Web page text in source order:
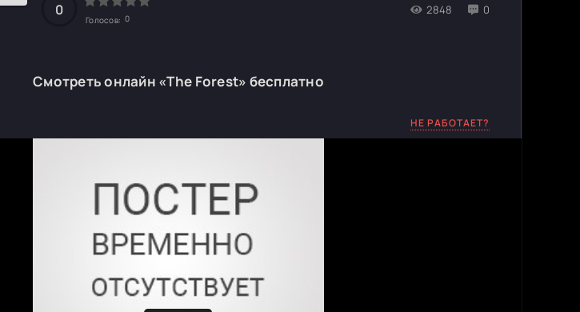
0
Голосов: 0
2848 0
Смотреть онлайн «The Forest» бесплатно
НЕ РАБОТАЕТ?